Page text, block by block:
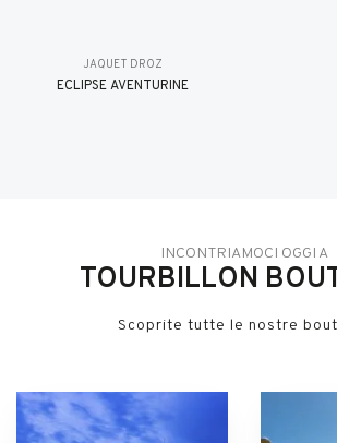
JAQUET DROZ
ÉCLIPSE AVENTURINE
INCONTRIAMOCI OGGI A
TOURBILLON
Scoprite tutte le nostre